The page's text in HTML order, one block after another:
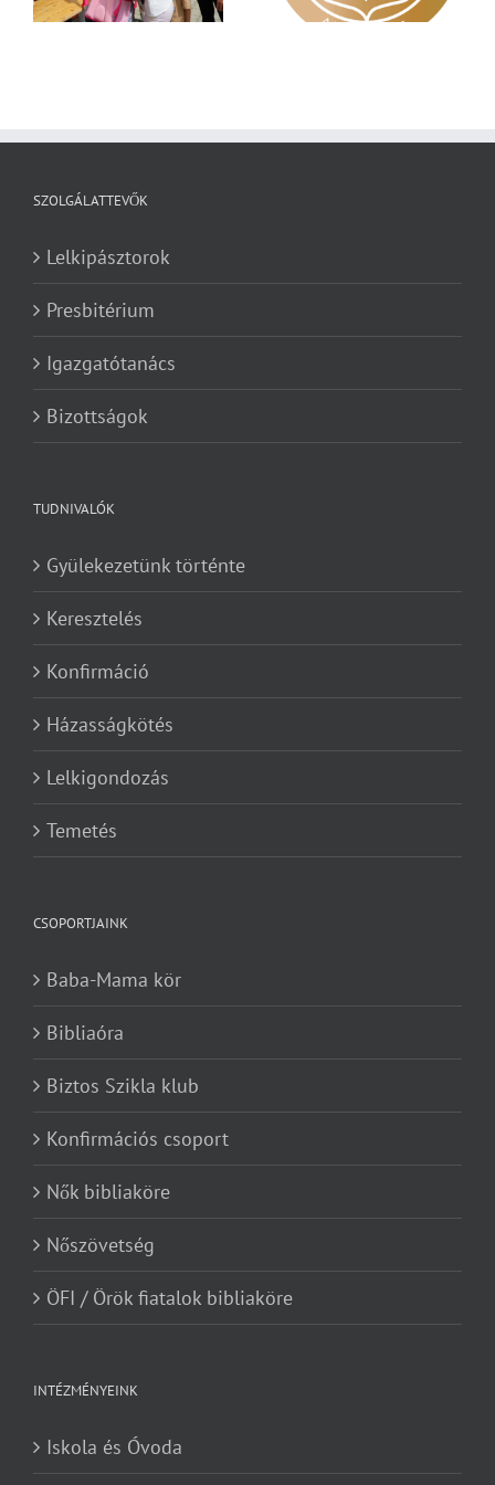
SZOLGÁLATTEVŐK
Lelkipásztorok
Presbitérium
Igazgatótanács
Bizottságok
TUDNIVALÓK
Gyülekezetünk történte
Keresztelés
Konfirmáció
Házasságkötés
Lelkigondozás
Temetés
CSOPORTJAINK
Baba-Mama kör
Bibliaóra
Biztos Szikla klub
Konfirmációs csoport
Nők bibliaköre
Nőszövetség
ÖFI / Örök fiatalok bibliaköre
INTÉZMÉNYEINK
Iskola és Óvoda